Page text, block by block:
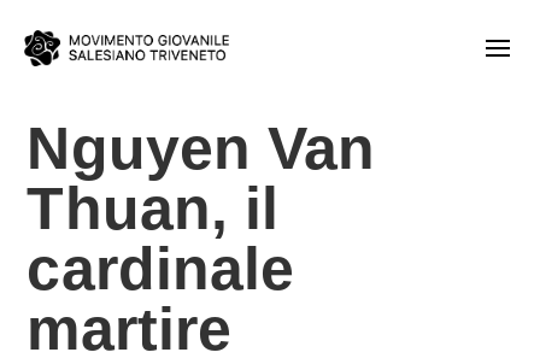
Nguyen Van
Thuan, il
cardinale
martire